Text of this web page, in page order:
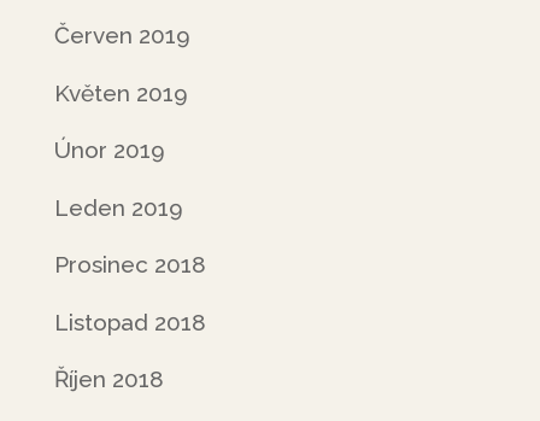
Červen 2019
Květen 2019
Únor 2019
Leden 2019
Prosinec 2018
Listopad 2018
Říjen 2018